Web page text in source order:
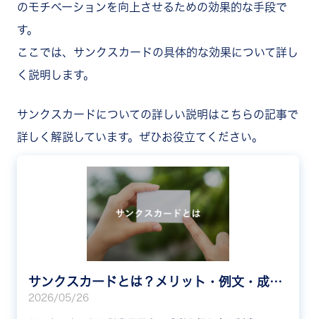
のモチベーションを向上させるための効果的な手段で
す。
ここでは、サンクスカードの具体的な効果について詳し
く説明します。
サンクスカードについての詳しい説明はこちらの記事で
詳しく解説しています。ぜひお役立てください。
サンクスカードとは？メリット・例文・成功事例を紹介
2026/05/26